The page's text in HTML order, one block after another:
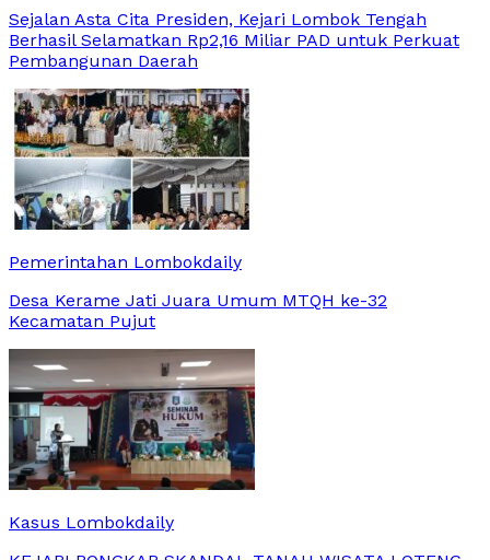
Sejalan Asta Cita Presiden, Kejari Lombok Tengah
Berhasil Selamatkan Rp2,16 Miliar PAD untuk Perkuat
Pembangunan Daerah
Pemerintahan Lombokdaily
Desa Kerame Jati Juara Umum MTQH ke-32
Kecamatan Pujut
Kasus Lombokdaily